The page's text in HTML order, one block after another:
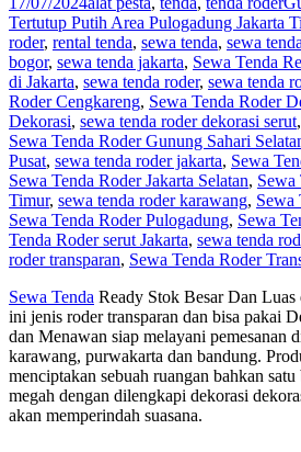
Tertutup Putih Area Pulogadung Jakarta
roder, rental tenda, sewa tenda, sewa
bogor, sewa tenda jakarta, Sewa Tenda
di Jakarta, sewa tenda roder, sewa tenda
Roder Cengkareng, Sewa Tenda Roder
Dekorasi, sewa tenda roder dekorasi serut,
Sewa Tenda Roder Gunung Sahari
Pusat, sewa tenda roder jakarta, Sewa
Sewa Tenda Roder Jakarta Selatan, Sewa
Timur, sewa tenda roder karawang, Sewa
Sewa Tenda Roder Pulogadung, Sewa
Tenda Roder serut Jakarta, sewa tenda
roder transparan, Sewa Tenda Roder
Sewa Tenda Ready Stok Besar Dan Luas
ini jenis roder transparan dan bisa pakai
dan Menawan siap melayani pemesanan
karawang, purwakarta dan bandung.
menciptakan sebuah ruangan bahkan
megah dengan dilengkapi dekorasi
akan memperindah suasana.